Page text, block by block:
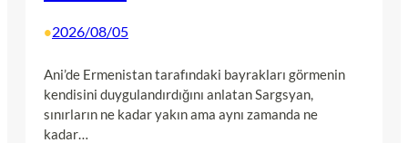
•2026/08/05
Ani’de Ermenistan tarafındaki bayrakları görmenin
kendisini duygulandırdığını anlatan Sargsyan,
sınırların ne kadar yakın ama aynı zamanda ne
kadar…